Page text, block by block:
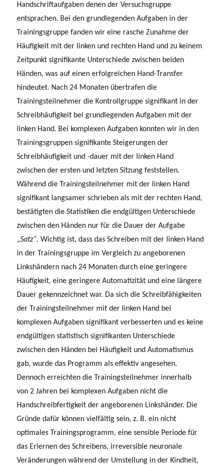
Handschriftaufgaben denen der Versuchsgruppe
entsprachen. Bei den grundlegenden Aufgaben in der
Trainingsgruppe fanden wir eine rasche Zunahme der
Häufigkeit mit der linken und rechten Hand und zu keinem
Zeitpunkt signifikante Unterschiede zwischen beiden
Händen, was auf einen erfolgreichen Hand-Transfer
hindeutet. Nach 24 Monaten übertrafen die
Trainingsteilnehmer die Kontrollgruppe signifikant in der
Schreibhäufigkeit bei grundlegenden Aufgaben mit der
linken Hand. Bei komplexen Aufgaben konnten wir in den
Trainingsgruppen signifikante Steigerungen der
Schreibhäufigkeit und -dauer mit der linken Hand
zwischen der ersten und letzten Sitzung feststellen.
Während die Trainingsteilnehmer mit der linken Hand
signifikant langsamer schrieben als mit der rechten Hand,
bestätigten die Statistiken die endgültigen Unterschiede
zwischen den Händen nur für die Dauer der Aufgabe
„Satz“. Wichtig ist, dass das Schreiben mit der linken Hand
in der Trainingsgruppe im Vergleich zu angeborenen
Linkshändern nach 24 Monaten durch eine geringere
Häufigkeit, eine geringere Automatizität und eine längere
Dauer gekennzeichnet war. Da sich die Schreibfähigkeiten
der Trainingsteilnehmer mit der linken Hand bei
komplexen Aufgaben signifikant verbesserten und es keine
endgültigen statistisch signifikanten Unterschiede
zwischen den Händen bei Häufigkeit und Automatismus
gab, wurde das Programm als effektiv angesehen.
Dennoch erreichten die Trainingsteilnehmer innerhalb
von 2 Jahren bei komplexen Aufgaben nicht die
Handschreibfertigkeit der angeborenen Linkshänder. Die
Gründe dafür können vielfältig sein, z. B. ein nicht
optimales Trainingsprogramm, eine sensible Periode für
das Erlernen des Schreibens, irreversible neuronale
Veränderungen während der Umstellung in der Kindheit,